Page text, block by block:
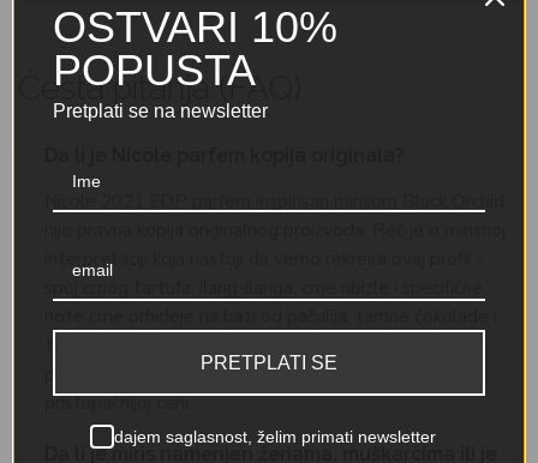
Česta pitanja (FAQ)
interpretaciji koja nastoji da verno rekreira ovaj profil -
prepoznatljivi zemljani i cvetni miris po znatno
pristupačnijoj ceni.
Da li je miris namenjen ženama, muškarcima ili je
OSTVARI 10%
POPUSTA
Pretplati se na newsletter
PRETPLATI SE
dajem saglasnost, želim primati newsletter